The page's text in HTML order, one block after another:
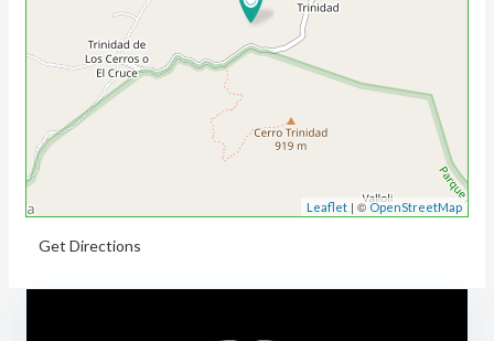
Leaflet | ©OpenStreetMap
Get Directions